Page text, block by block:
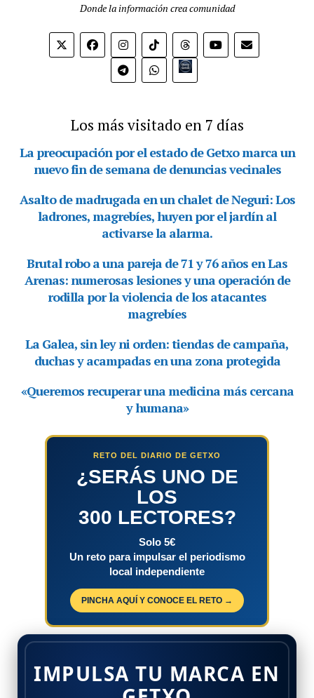
Donde la información crea comunidad
Bio.link
Los más visitado en 7 días
RETO DEL DIARIO DE GETXO
¿SERÁS UNO DE
LOS
300 LECTORES?
Solo 5€
Un reto para impulsar el periodismo
local independiente
PINCHA AQUÍ Y CONOCE EL RETO →
IMPULSA TU MARCA EN